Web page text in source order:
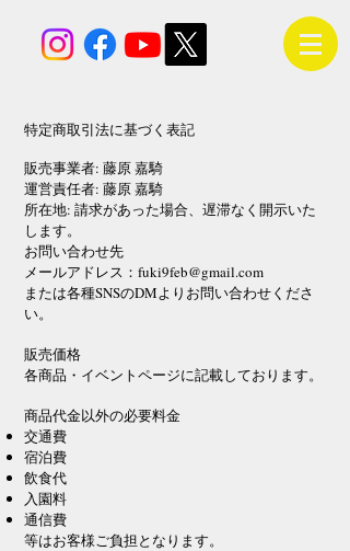
特定商取引法に基づく表記
販売事業者: 藤原 嘉騎
運営責任者: 藤原 嘉騎
所在地: 請求があった場合、遅滞なく開示いた
します。
お問い合わせ先
メールアドレス： fuki9feb@gmail.com
または各種SNSのDMよりお問い合わせくださ
い。
販売価格
各商品・イベントページに記載しております。
商品代金以外の必要料金
交通費
宿泊費
飲食代
入園料
通信費
等はお客様ご負担となります。